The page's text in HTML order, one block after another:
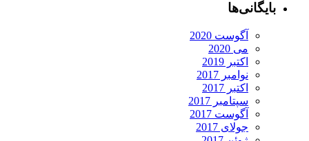
بایگانی‌ها
آگوست 2020
می 2020
اکتبر 2019
نوامبر 2017
اکتبر 2017
سپتامبر 2017
آگوست 2017
جولای 2017